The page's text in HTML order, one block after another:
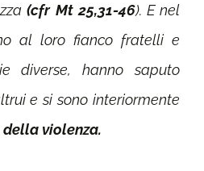
(cfr Mt 25,31-46). E nel
al loro fianco fratelli e
diverse, hanno saputo
e si sono interiormente
della violenza.